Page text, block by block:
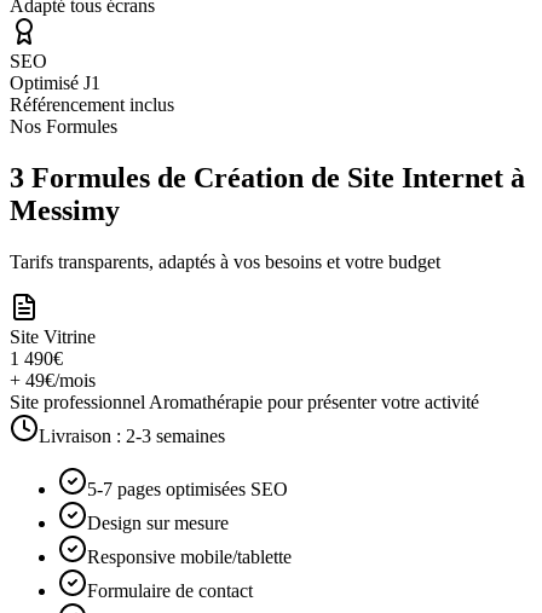
Adapté tous écrans
SEO
Optimisé J1
Référencement inclus
Nos Formules
3 Formules de Création de Site Internet à
Messimy
Tarifs transparents, adaptés à vos besoins et votre budget
Site Vitrine
1 490€
+ 49€/mois
Site professionnel Aromathérapie pour présenter votre activité
Livraison : 2-3 semaines
5-7 pages optimisées SEO
Design sur mesure
Responsive mobile/tablette
Formulaire de contact